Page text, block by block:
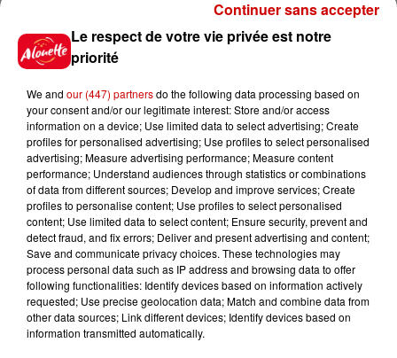
Jeux
Gagnez vos places pour le
Festival du Roi Arthur 2026 !
Gagnez vos entrées pour le
Musée du Sport Automobile au
Mans !
Alouette vous invite à
Le respect de votre vie privée est notre
priorité
We and our (447) partnersdo the following data processing based on
your consent and/or our legitimate interest: Store and/or access
information on a device; Use limited data to select advertising; Create
profiles for personalised advertising; Use profiles to select personalised
advertising; Measure advertising performance; Measure content
performance; Understand audiences through statistics or combinations
of data from different sources; Develop and improve services; Create
profiles to personalise content; Use profiles to select personalised
content; Use limited data to select content; Ensure security, prevent and
detect fraud, and fix errors; Deliver and present advertising and content;
Save and communicate privacy choices. These technologies may
process personal data such as IP address and browsing data to offer
following functionalities: Identify devices based on information actively
requested; Use precise geolocation data; Match and combine data from
other data sources; Link different devices; Identify devices based on
information transmitted automatically.
Continuer sans accepter